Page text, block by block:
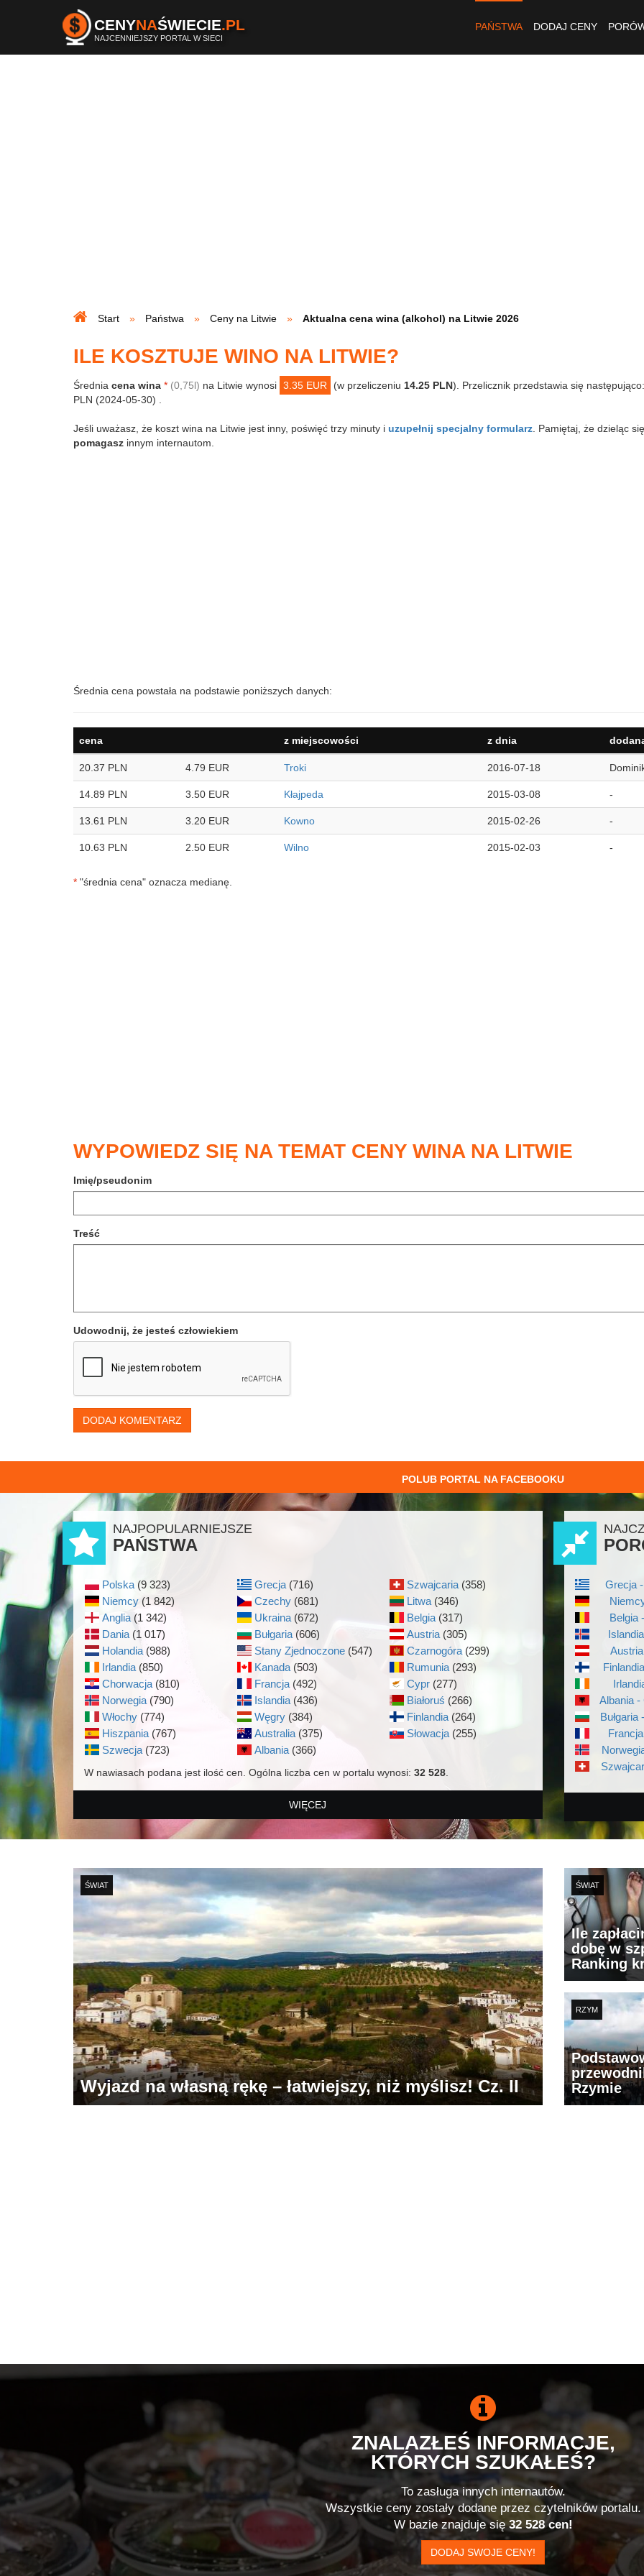
CENYNAŚWIECIE.PL
NAJCENNIEJSZY PORTAL W SIECI
PAŃSTWA DODAJ CENY
Start Państwa Ceny na Litwie Aktualna cena wina (alkohol) na Litwie 2026
ILE KOSZTUJE WINO NA LITWIE?
Średnia cena wina * (0,75l) na Litwie wynosi 3.35 EUR (w przeliczeniu 14.25 PLN). Przelicznik przedstawia się
PLN (2024-05-30) .
Jeśli uważasz, że koszt wina na Litwie jest inny, poświęć trzy minuty i uzupełnij specjalny formularz . Pamiętaj, że dzieląc
pomagasz innym internautom.
Średnia cena powstała na podstawie poniższych danych:
cena z miejscowości z dnia
20.37 PLN 4.79 EUR Troki 2016-07-18
14.89 PLN 3.50 EUR Kłajpeda 2015-03-08 -
13.61 PLN 3.20 EUR Kowno 2015-02-26 -
10.63 PLN 2.50 EUR Wilno 2015-02-03 -
* "średnia cena" oznacza medianę.
WYPOWIEDZ SIĘ NA TEMAT CENY WINA NA LITWIE
Imię/pseudonim
Treść
Udowodnij, że jesteś człowiekiem
DODAJ KOMENTARZ
POLUB PORTAL NA FACEBOOKU
NAJPOPULARNIEJSZE
PAŃSTWA
Polska (9 323)
Niemcy (1 842)
Anglia (1 342)
Dania (1 017)
Holandia (988)
Irlandia (850)
Chorwacja (810)
Norwegia (790)
Włochy (774)
Hiszpania (767)
Szwecja (723)
Grecja (716)
Czechy (681)
Ukraina (672)
Bułgaria (606)
Stany Zjednoczone (547)
Kanada (503)
Francja (492)
Islandia (436)
Węgry (384)
Australia (375)
Albania (366)
Szwajcaria (358)
Litwa (346)
Belgia (317)
Austria (305)
Czarnogóra (299)
Rumunia (293)
Cypr (277)
Białoruś (266)
Finlandia (264)
Słowacja (255)
W nawiasach podana jest ilość cen. Ogólna liczba cen w portalu wynosi: 32 528
WIĘCEJ
Grecja
Belgia
Albania -
Bułgaria
ŚWIAT
Wyjazd na własną rękę – łatwiejszy, niż myślisz! Cz. II
ŚWIAT
Ile
dobę w
Ranking
RZYM
Rzymie
ZNALAZŁEŚ INFORMACJE,
KTÓRYCH SZUKAŁEŚ?
To zasługa innych internautów.
Wszystkie ceny zostały dodane przez czytelników portalu.
W bazie znajduje się32 528 cen!
DODAJ SWOJE CENY!